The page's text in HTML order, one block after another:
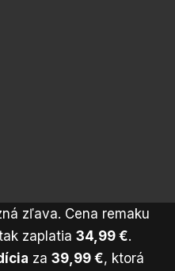
zľava. Cena remaku
zaplatia 34,99 €.
za 39,99 €, ktorá